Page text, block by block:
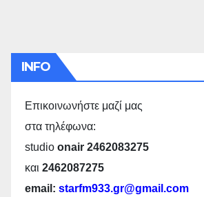
INFO
Επικοινωνήστε μαζί μας
στα τηλέφωνα:
studio onair 2462083275
και 2462087275
email: starfm933.gr@gmail.com